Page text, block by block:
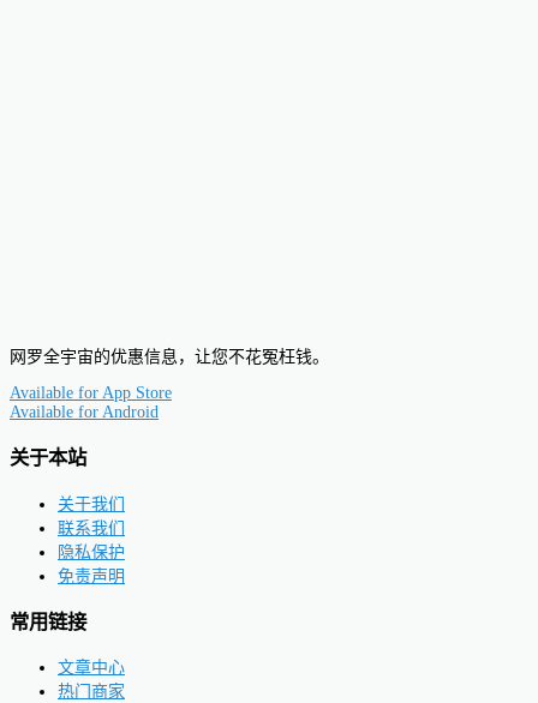
网罗全宇宙的优惠信息，让您不花冤枉钱。
Available for App Store
Available for Android
关于本站
关于我们
联系我们
隐私保护
免责声明
常用链接
文章中心
热门商家